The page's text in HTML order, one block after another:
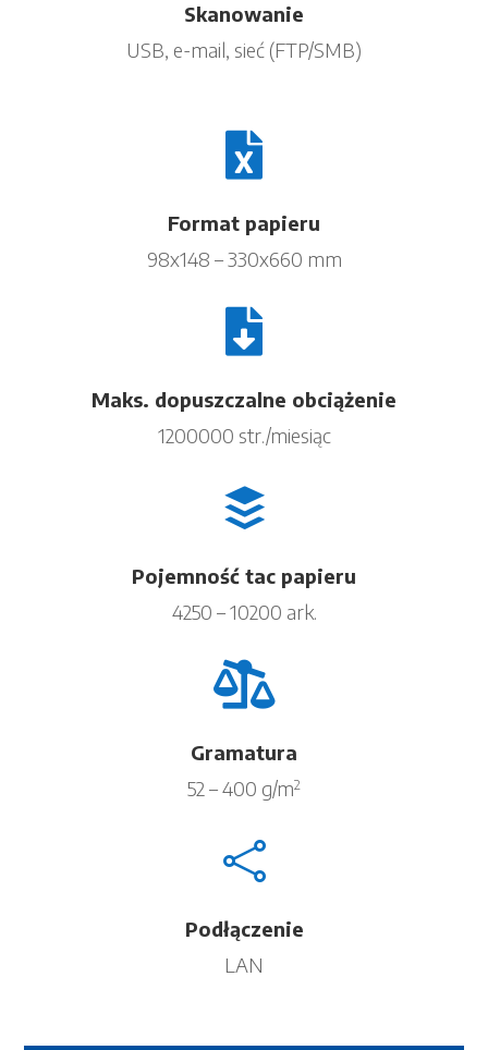
Skanowanie
USB, e-mail, sieć (FTP/SMB)

Format papieru
98x148 – 330x660 mm

Maks. dopuszczalne obciążenie
1200000 str./miesiąc

Pojemność tac papieru
4250 – 10200 ark.

Gramatura
52 – 400 g/m2

Podłączenie
LAN